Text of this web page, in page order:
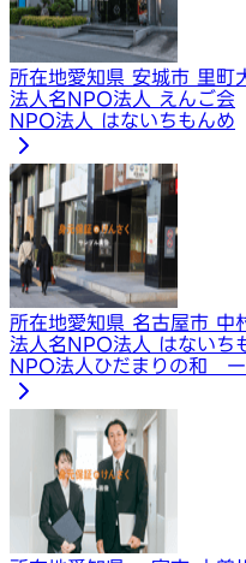
所在地愛知県 安城市 里町
法人名NPO法人 えんご会
NPO法人 はないちもんめ
所在地愛知県 名古屋市 中
法人名NPO法人 はないち
NPO法人ひだまりの和